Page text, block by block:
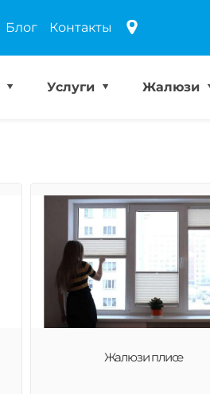
Блог Контакты
Услуги Жалюзи
Жалюзи плисе